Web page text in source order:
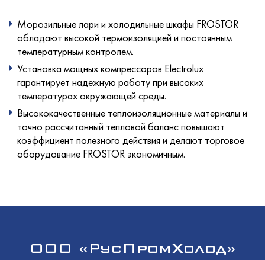
Морозильные лари и холодильные шкафы FROSTOR
обладают высокой термоизоляцией и постоянным
температурным контролем.
Установка мощных компрессоров Electrolux
гарантирует надежную работу при высоких
температурах окружающей среды.
Высококачественные теплоизоляционные материалы и
точно рассчитанный тепловой баланс повышают
коэффициент полезного действия и делают торговое
оборудование FROSTOR экономичным.
ООО «РусПромХолод»